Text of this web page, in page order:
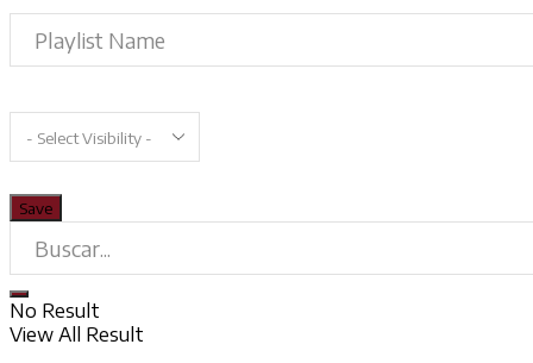
No Result
View All Result